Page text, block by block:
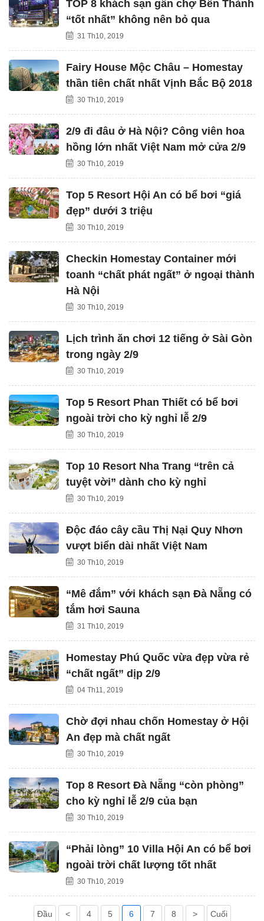
TOP 8 khách sạn gần chợ Bến Thành
“tốt nhất” không nên bỏ qua
31 Th10, 2019
Fairy House Mộc Châu – Homestay
thần tiên chất nhất Vịnh Bắc Bộ 2018
30 Th10, 2019
2/9 đi đâu ở Hà Nội? Công viên hoa
hồng lớn nhất Việt Nam mở cửa 2/9
30 Th10, 2019
Top 5 Resort Hội An có bể bơi “giá
đẹp” dưới 3 triệu
30 Th10, 2019
Checkin Homestay Container mới
toanh “chất phát ngất” ở ngoại thành
Hà Nội
30 Th10, 2019
Lịch trình ăn chơi 12 tiếng ở Sài Gòn
trong ngày 2/9
30 Th10, 2019
Top 5 Resort Phan Thiết có bể bơi
ngoài trời cho kỳ nghỉ lễ 2/9
30 Th10, 2019
Top 10 Resort Nha Trang “trên cả
tuyệt vời” dành cho kỳ nghỉ
30 Th10, 2019
Độc đáo cây cầu Thị Nại Quy Nhơn
vượt biển dài nhất Việt Nam
30 Th10, 2019
“Mê đắm” với khách sạn Đà Nẵng có
tắm hơi Sauna
31 Th10, 2019
Homestay Phú Quốc vừa đẹp vừa rẻ
“chất ngất” dịp 2/9
04 Th11, 2019
Chờ đợi nhau chốn Homestay ở Hội
An đẹp mà chất ngất
30 Th10, 2019
Top 8 Resort Đà Nẵng “còn phòng”
cho kỳ nghỉ lễ 2/9 của bạn
30 Th10, 2019
“Phải lòng” 10 Villa Hội An có bể bơi
ngoài trời chất lượng tốt nhất
30 Th10, 2019
Đầu < 4 5 6 7 8 > Cuối